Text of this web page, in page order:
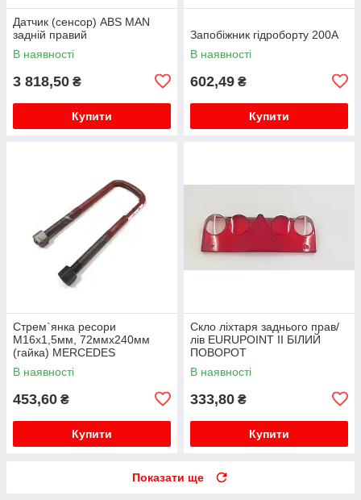
Датчик (сенсор) ABS MAN
задній правий
В наявності
3 818,50 ₴
Купити
Запобіжник гідроборту 200A
В наявності
602,49 ₴
Купити
Стрем`янка ресори
M16x1,5мм, 72ммx240мм
(гайка) MERCEDES
В наявності
453,60 ₴
Купити
Скло ліхтаря заднього прав/
лів EURUPOINT II БІЛИЙ
ПОВОРОТ
В наявності
333,80 ₴
Купити
Показати ще